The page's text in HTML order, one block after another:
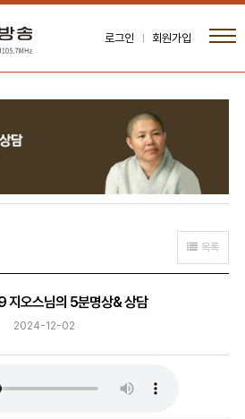
로그인 회원가입
목록
지오스님의 5분명상& 상담
2024-12-02